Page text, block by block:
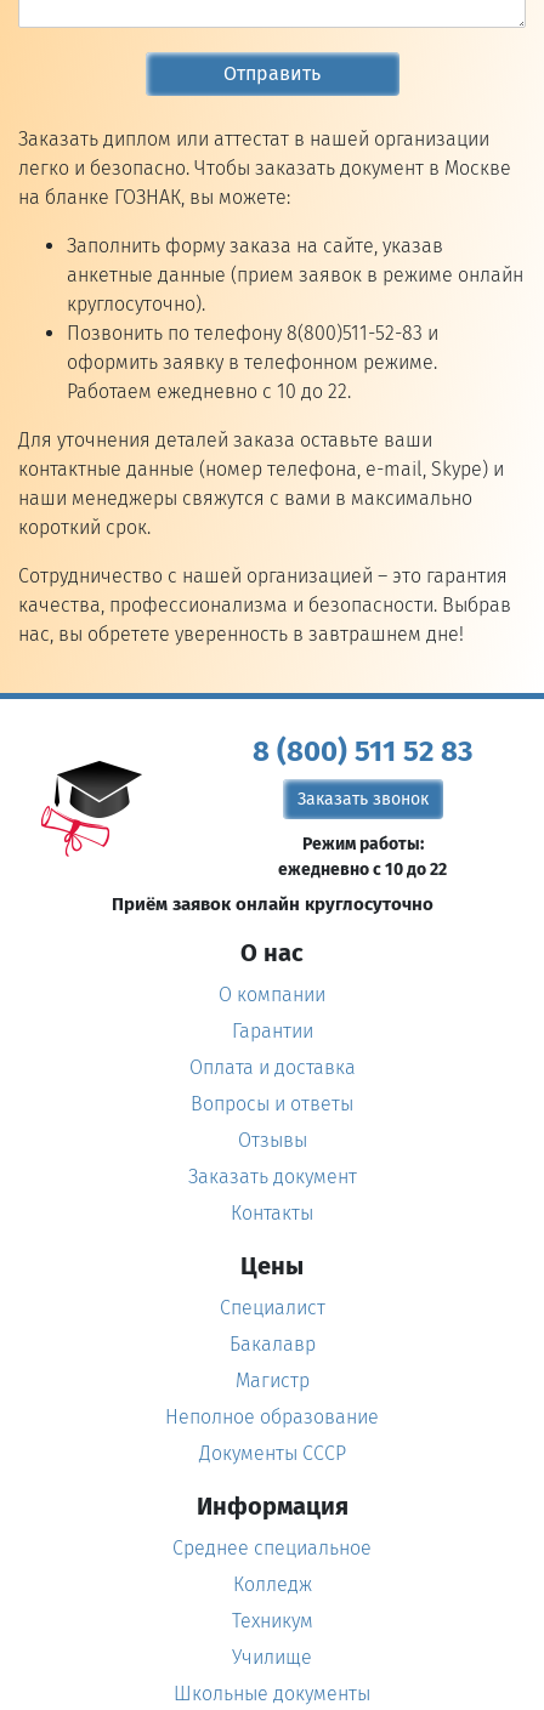
Отправить
Заказать диплом или аттестат в нашей организации
легко и безопасно. Чтобы заказать документ в Москве
на бланке ГОЗНАК, вы можете:
Заполнить форму заказа на сайте, указав
анкетные данные (прием заявок в режиме онлайн
круглосуточно).
Позвонить по телефону 8(800)511-52-83 и
оформить заявку в телефонном режиме.
Работаем ежедневно с 10 до 22.
Для уточнения деталей заказа оставьте ваши
контактные данные (номер телефона, e-mail, Skype) и
наши менеджеры свяжутся с вами в максимально
короткий срок.
Сотрудничество с нашей организацией – это гарантия
качества, профессионализма и безопасности. Выбрав
нас, вы обретете уверенность в завтрашнем дне!
8 (800) 511 52 83
Заказать звонок
Режим работы:
ежедневно с 10 до 22
Приём заявок онлайн круглосуточно
О нас
О компании
Гарантии
Оплата и доставка
Вопросы и ответы
Отзывы
Заказать документ
Контакты
Цены
Специалист
Бакалавр
Магистр
Неполное образование
Документы СССР
Информация
Среднее специальное
Колледж
Техникум
Училище
Школьные документы